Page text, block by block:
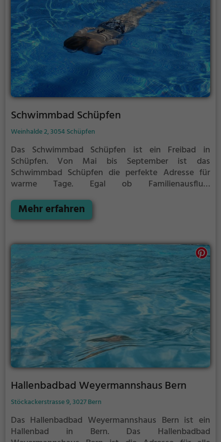
Schwimmbad Schüpfen
Weinhalde 2, 3054 Schüpfen
Das Schwimmbad Schüpfen ist ein Freibad in
Schüpfen. Von Mai bis September ist das
Schwimmbad Schüpfen die perfekte Adresse für
warme Tage. Egal ob Familienausflug,
im Schwimmbad Schüpfen kommt jeder auf seine
Kosten. Bei gutem Wetter kann die Freibadsaison im
Informationen hierzu findest du auf der Website.
Mehr erfahren
Hallenbadbad Weyermannshaus Bern
Stöckackerstrasse 9, 3027 Bern
Das Hallenbadbad Weyermannshaus Bern ist ein
Hallenbad in Bern. Das Hallenbadbad